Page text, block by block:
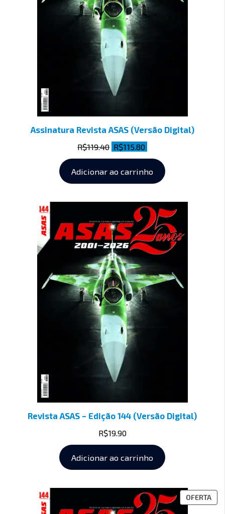
Assinatura Revista ASAS (Versão Digital)
R$119.40 R$115.80
Adicionar ao carrinho
Revista ASAS – Edição 144 (Versão Digital)
R$19.90
Adicionar ao carrinho
OFERTA